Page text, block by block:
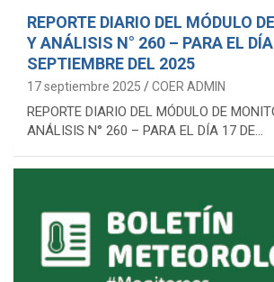
REPORTE DIARIO DEL MÓDULO
Y ANÁLISIS N° 260 – PARA EL
SEPTIEMBRE DEL 2025
17 septiembre 2025 COER ADMIN
REPORTE DIARIO DEL MÓDULO DE
ANÁLISIS N° 260 – PARA EL DÍA 17 DE…